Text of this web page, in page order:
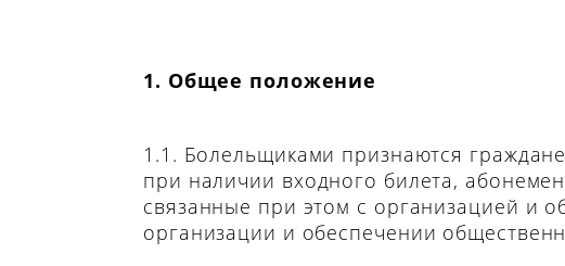
1. Общее положение
1.1. Болельщиками признаются
при наличии входного билета,
связанные при этом с организацией и
организации и обеспечении